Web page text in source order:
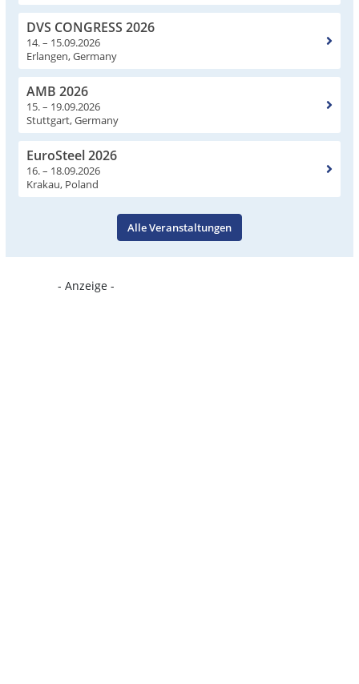
DVS CONGRESS 2026
14. – 15.09.2026
Erlangen, Germany
AMB 2026
15. – 19.09.2026
Stuttgart, Germany
EuroSteel 2026
16. – 18.09.2026
Krakau, Poland
Alle Veranstaltungen
- Anzeige -